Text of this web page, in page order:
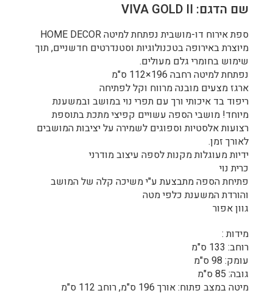
שם הדגם: VIVA GOLD II
ספת אירוח דו-מושבית נפתחת למיטה HOME DECOR
מיוצרת באירופה בטכנולוגיות וסטנדרטים חדשניים, תוך
שימוש בחומרי גלם מעולים.
נפתחת למיטה רחבה 196×112 ס"מ
ארגז מצעים מובנה מרווח וקל לפתיחה
ריפוד בד איכותי ורך עם תפרי נוי במושב ובמשענת
מיוחד! מושבי הספה עשויים קפיצי מתכת בתוספת
רצועות אלסטיות וספוגים לשמירה על יציבות המושבים
לאורך זמן.
ידיות מעוגלות מקנות לספה עיצוב מודרני
כרית נוי
פתיחת הספה מתבצעת ע"י משיכה קלה של המושב
והורדת המשענת כלפי מטה
גוון אפור
מידות :
רוחב: 133 ס"מ
עומק: 98 ס"מ
גובה: 85 ס"מ
מיטה במצב פתוח: אורך 196 ס"מ, רוחב 112 ס"מ